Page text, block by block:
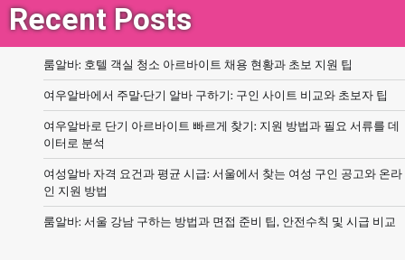
Recent Posts
룸알바: 호텔 객실 청소 아르바이트 채용 현황과 초보 지원 팁
여우알바에서 주말·단기 알바 구하기: 구인 사이트 비교와 초보자 팁
여우알바로 단기 아르바이트 빠르게 찾기: 지원 방법과 필요 서류를 데
이터로 분석
여성알바 자격 요건과 평균 시급: 서울에서 찾는 여성 구인 공고와 온라
인 지원 방법
룸알바: 서울 강남 구하는 방법과 면접 준비 팁, 안전수칙 및 시급 비교